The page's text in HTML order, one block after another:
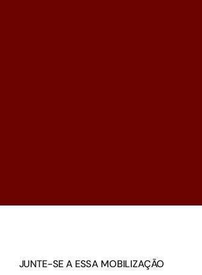
JUNTE-SE A ESSA MOBILIZAÇÃO